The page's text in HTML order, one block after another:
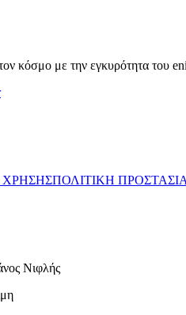
κόσμο με την εγκυρότητα του
ΧΡΗΣΗΣΠΟΛΙΤΙΚΗ
Νιφλής